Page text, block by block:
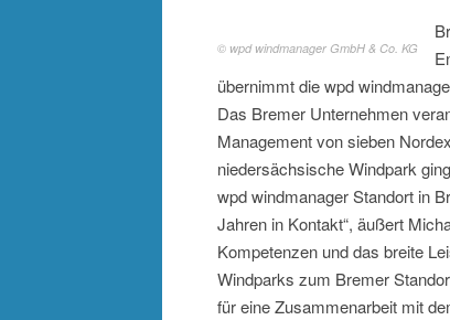
© wpd windmanager GmbH & Co. KG
übernimmt die wpd
Das Bremer Unternehmen
Management von sieben
niedersächsische Windpark
wpd windmanager Standort in
Jahren in Kontakt“, äußert
Kompetenzen und das breite
Windparks zum Bremer
für eine Zusammenarbeit mit